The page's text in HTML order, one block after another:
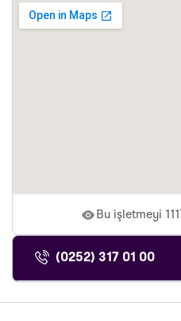
Bu işletmeyi
(0252) 317 01 00